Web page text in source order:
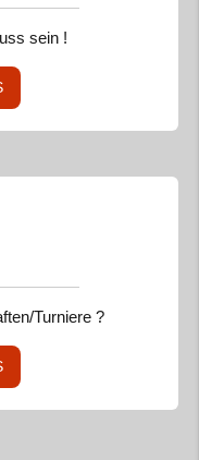
sein !
Turniere ?